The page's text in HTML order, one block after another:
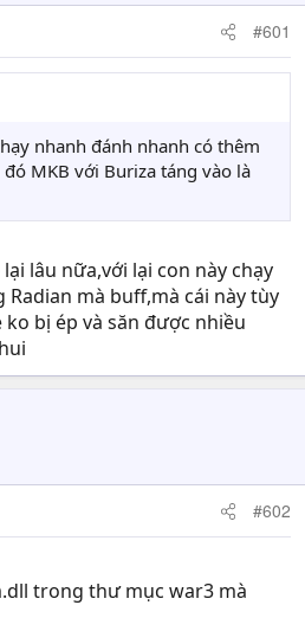
#601
nhanh đánh nhanh có thêm
đó MKB với Buriza táng vào là
lâu nữa,với lại con này chạy
mà buff,mà cái này tùy
bị ép và săn được nhiều
#602
trong thư mục war3 mà